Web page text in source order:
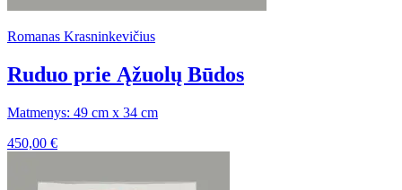
Romanas Krasninkevičius
Ruduo prie Ąžuolų Būdos
Matmenys: 49 cm x 34 cm
450,00 €